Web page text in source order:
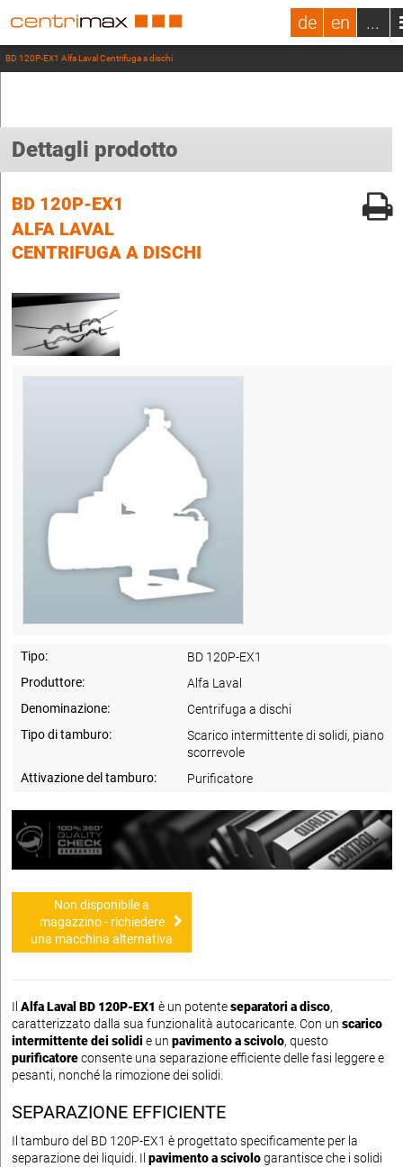
de en ...
BD 120P-EX1 Alfa Laval Centrifuga a dischi
Dettagli prodotto
BD 120P-EX1
ALFA LAVAL
CENTRIFUGA A DISCHI
Tipo:
BD 120P-EX1
Produttore:
Alfa Laval
Denominazione:
Centrifuga a dischi
Tipo di tamburo:
Scarico intermittente di solidi, piano
scorrevole
Attivazione del tamburo:
Purificatore
Non disponibile a
magazzino - richiedere
una macchina alternativa
Il Alfa Laval BD 120P-EX1 è un potenteseparatori a disco,
caratterizzato dalla sua funzionalità autocaricante. Con un scarico
intermittente dei solidi e un pavimento a scivolo, questo
purificatoreconsente una separazione efficiente delle fasi leggere e
pesanti, nonché la rimozione dei solidi.
SEPARAZIONE EFFICIENTE
Il tamburo del BD 120P-EX1 è progettato specificamente per la
separazione dei liquidi. Il pavimento a scivologarantisce che i solidi